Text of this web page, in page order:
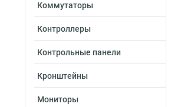
Коммутаторы
Контроллеры
Контрольные панели
Кронштейны
Мониторы